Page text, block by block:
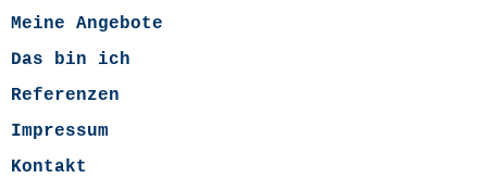
Meine Angebote
Das bin ich
Referenzen
Impressum
Kontakt